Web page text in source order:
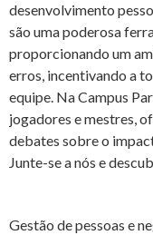
desenvolvimento
são uma poderosa
proporcionando um
erros, incentivando a
equipe. Na Campus
jogadores e mestres,
debates sobre o
Junte-se a nós e
Gestão de pessoas e